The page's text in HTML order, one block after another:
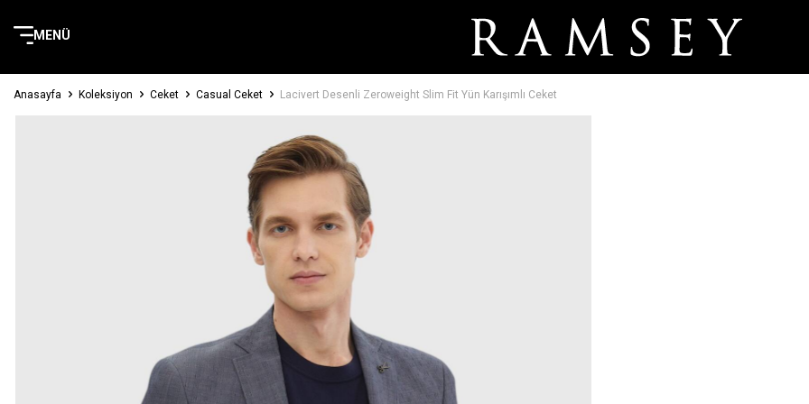
MENÜ
Anasayfa Koleksiyon Ceket Casual Ceket Lacivert Desenli Zeroweight Slim Fit Yün Karışımlı Ceket